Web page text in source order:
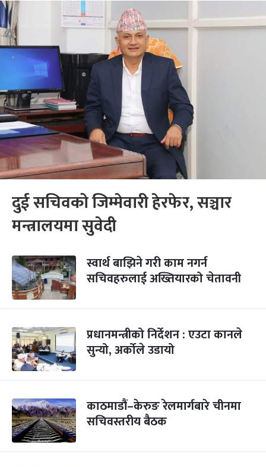
दुई सचिवको जिम्मेवारी हेरफेर, सञ्चार
मन्त्रालयमा सुवेदी
स्वार्थ बाझिने गरी काम नगर्न
सचिवहरुलाई अख्तियारको चेतावनी
प्रधानमन्त्रीको निर्देशन : एउटा कानले
सुन्यो, अर्कोले उडायो
काठमाडौं–केरुङ रेलमार्गबारे चीनमा
सचिवस्तरीय बैठक